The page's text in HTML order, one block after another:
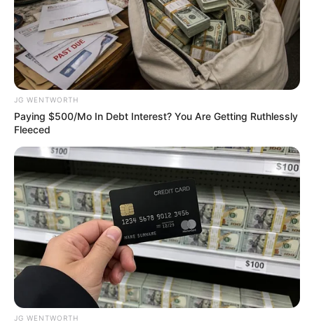
GUATEMALA DENTAL
Men Are Ditching $80 Viagra For This 87¢ Blue Pill
FRIDAY PLANS
JG WENTWORTH
Paying $500/Mo In Debt Interest? You Are Getting Ruthlessly
Fleeced
JG WENTWORTH